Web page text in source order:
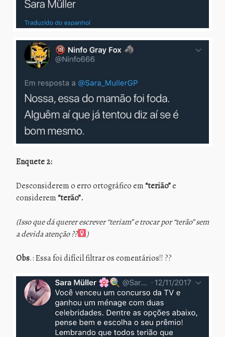
Enquete 2:
Desconsiderem o erro ortográfico em“terião”e
considerem“terão”.
(Isso que dá querer escrever “teriam” e trocar por “terão” sem
a devida atenção ??‍
)
Obs.: Essa foi difícil filtrar os comentários!! ??